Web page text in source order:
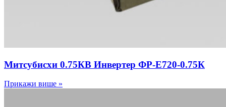
Митсубисхи 0.75КВ Инвертер ФР-Е720-0.75К
Прикажи више »